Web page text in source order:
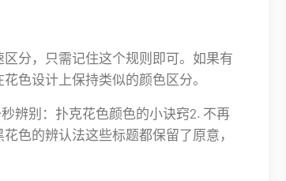
分，只需记住这个规则即可。如果有
色设计上保持类似的颜色区分。